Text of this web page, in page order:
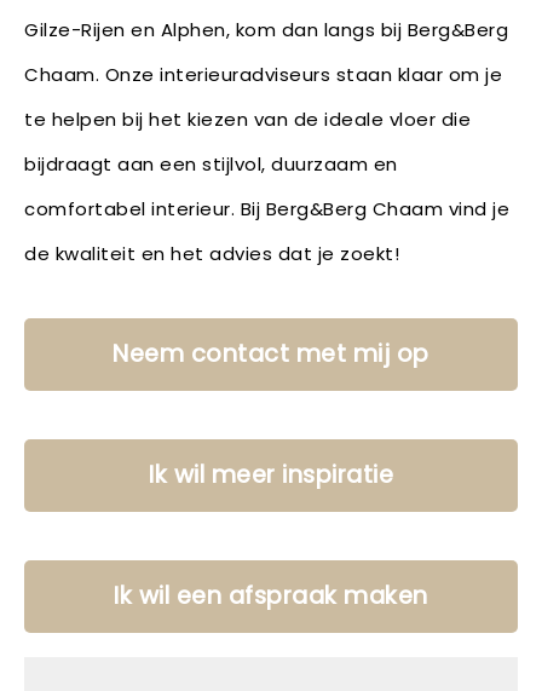
Gilze-Rijen en Alphen, kom dan langs bij Berg&Berg
Chaam. Onze interieuradviseurs staan klaar om je
te helpen bij het kiezen van de ideale vloer die
bijdraagt aan een stijlvol, duurzaam en
comfortabel interieur. Bij Berg&Berg Chaam vind je
de kwaliteit en het advies dat je zoekt!
Neem contact met mij op
Ik wil meer inspiratie
Ik wil een afspraak maken